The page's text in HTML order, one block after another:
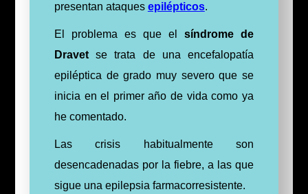
presentan ataques epilépticos.
El problema es que elsíndrome de
Dravetse trata de una encefalopatía
epiléptica de grado muy severo que se
inicia en el primer año de vida como ya
he comentado.
Las crisis habitualmente son
desencadenadas por la fiebre, a las que
sigue una epilepsia farmacorresistente.